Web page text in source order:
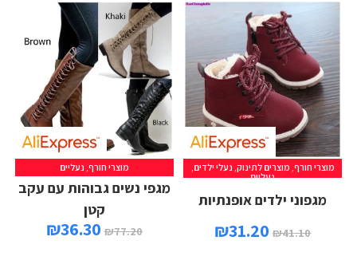
מוצרי חורף, מוצרים לתינוק, נעלי ילדים,
נעליים
מגפוני ילדים אופנתיות
₪41.10
₪31.20
מוצרי חורף, נעליים
מגפי נשים גבוהות עם עקב
קטן
₪77.20
₪36.30